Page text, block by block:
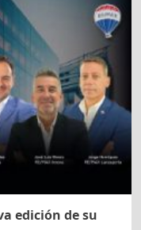
edición de su